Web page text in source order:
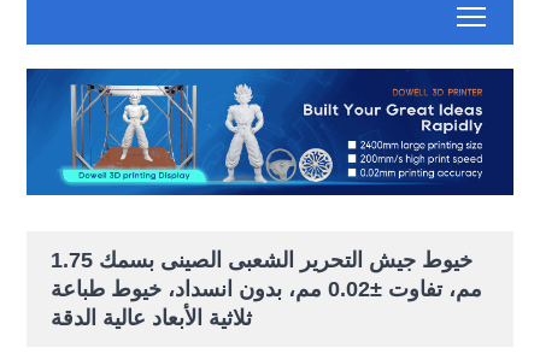
خيوط جيش التحرير الشعبى الصينى بسمك 1.75
مم، تفاوت ±0.02 مم، بدون انسداد، خيوط طباعة
ثلاثية الأبعاد عالية الدقة